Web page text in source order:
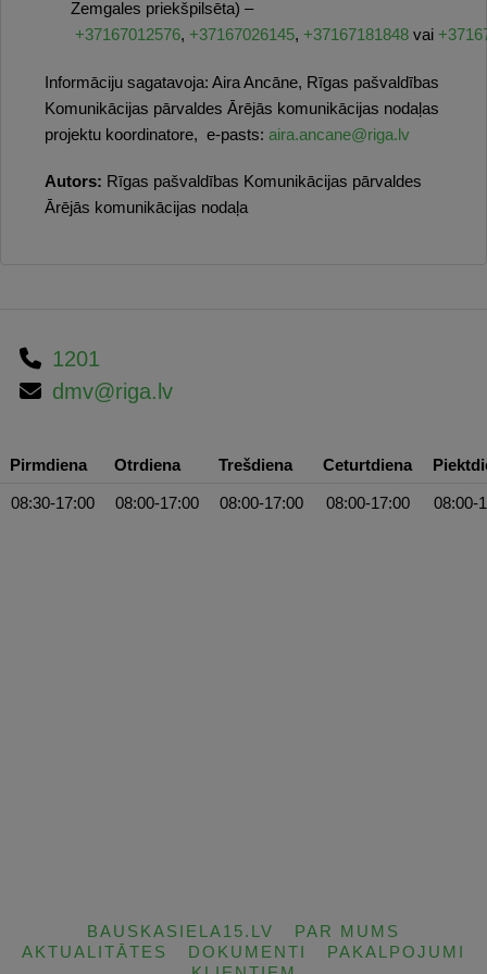
Zemgales priekšpilsēta) –
+37167012576,+37167026145,+37167181848 vai
Informāciju sagatavoja: Aira Ancāne, Rīgas pašvaldības
Komunikācijas pārvaldes Ārējās komunikācijas nodaļas
projektu koordinatore, e-pasts: aira.ancane@riga.lv
Autors: Rīgas pašvaldības Komunikācijas pārvaldes
Ārējās komunikācijas nodaļa
1201
dmv@riga.lv
Pirmdiena Otrdiena Trešdiena Ceturtdiena
08:30-17:00 08:00-17:00 08:00-17:00 08:00-17:00 08:00-
BAUSKASIELA15.LV
PAR MUMS
AKTUALITĀTES
DOKUMENTI
PAKALPOJUMI